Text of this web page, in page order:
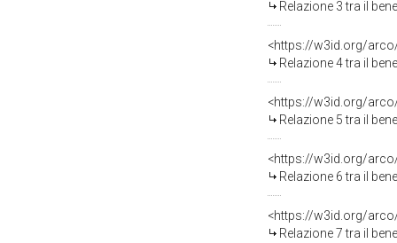
Relazione 3 tra il
<https://w3id.org/
Relazione 4 tra il
<https://w3id.org/
Relazione 5 tra il
<https://w3id.org/
Relazione 6 tra il
<https://w3id.org/
Relazione 7 tra il